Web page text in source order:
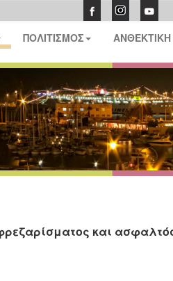
ΠΟΛΙΤΙΣΜΟΣ
φρεζαρίσματος και